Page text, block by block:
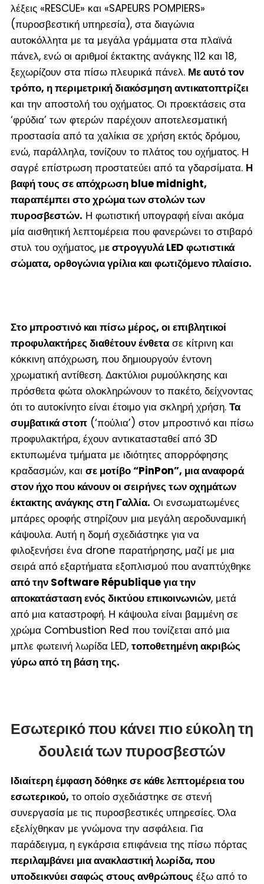
λέξεις «RESCUE» και «SAPEURS POMPIERS»
(πυροσβεστική υπηρεσία), στα διαγώνια
αυτοκόλλητα με τα μεγάλα γράμματα στα πλαϊνά
πάνελ, ενώ οι αριθμοί έκτακτης ανάγκης 112 και 18,
ξεχωρίζουν στα πίσω πλευρικά πάνελ. Με αυτό τον
τρόπο, η περιμετρική διακόσμηση αντικατοπτρίζει
και την αποστολή του οχήματος. Οι προεκτάσεις στα
‘φρύδια’ των φτερών παρέχουν αποτελεσματική
προστασία από τα χαλίκια σε χρήση εκτός δρόμου,
ενώ, παράλληλα, τονίζουν το πλάτος του οχήματος. Η
σαγρέ επίστρωση προστατεύει από τα γδαρσίματα. Η
βαφή τους σε απόχρωση blue midnight,
παραπέμπει στο χρώμα των στολών των
πυροσβεστών. Η φωτιστική υπογραφή είναι ακόμα
μία αισθητική λεπτομέρεια που φανερώνει το στιβαρό
στυλ του οχήματος, με στρογγυλά LED φωτιστικά
σώματα, ορθογώνια γρίλια και φωτιζόμενο πλαίσιο.
Στο μπροστινό και πίσω μέρος, οι επιβλητικοί
προφυλακτήρες διαθέτουν ένθετασε κίτρινη και
κόκκινη απόχρωση, που δημιουργούν έντονη
χρωματική αντίθεση. Δακτύλιοι ρυμούλκησης και
πρόσθετα φώτα ολοκληρώνουν το πακέτο, δείχνοντας
ότι το αυτοκίνητο είναι έτοιμο για σκληρή χρήση. Τα
συμβατικά στοπ(‘πούλια’) στον μπροστινό και πίσω
προφυλακτήρα, έχουν αντικατασταθεί από 3D
εκτυπωμένα τμήματα με ιδιότητες απορρόφησης
κραδασμών, και σε μοτίβο “PinPon”, μια αναφορά
στον ήχο που κάνουν οι σειρήνες των οχημάτων
έκτακτης ανάγκης στη Γαλλία. Οι ενσωματωμένες
μπάρες οροφής στηρίζουν μια μεγάλη αεροδυναμική
κάψουλα. Αυτή η δομή σχεδιάστηκε για να
φιλοξενήσει ένα drone παρατήρησης, μαζί με μια
σειρά από εξαρτήματα εξοπλισμού που αναπτύχθηκε
από την Software République για την
αποκατάσταση ενός δικτύου επικοινωνιών, μετά
από μια καταστροφή. Η κάψουλα είναι βαμμένη σε
χρώμα Combustion Red που τονίζεται από μια
μπλε φωτεινή λωρίδα LED, τοποθετημένη ακριβώς
γύρω από τη βάση της.
Εσωτερικό που κάνει πιο εύκολη τη
δουλειά των πυροσβεστών
Ιδιαίτερη έμφαση δόθηκε σε κάθε λεπτομέρεια του
εσωτερικού, το οποίο σχεδιάστηκε σε στενή
συνεργασία με τις πυροσβεστικές υπηρεσίες. Όλα
εξελίχθηκαν με γνώμονα την ασφάλεια. Για
παράδειγμα, η εγκάρσια επιφάνεια της πίσω πόρτας
περιλαμβάνει μια ανακλαστική λωρίδα, που
υποδεικνύει σαφώς στους ανθρώπους έξω από το